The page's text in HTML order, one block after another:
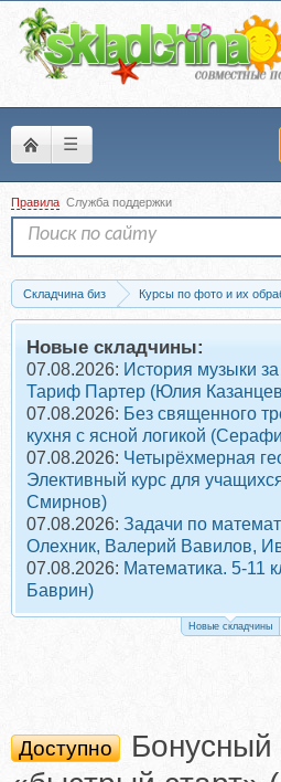
☰
Правила Служба поддержки
Складчина биз Курсы по фото и их
Скачать Бонусный пакет «быстрый старт»
Новые складчины:
07.08.2026: История музыки
Тариф Партер (Юлия
07.08.2026: Без священного
кухня с ясной логикой
07.08.2026: Четырёхмерная
Элективный курс для
Смирнов)
07.08.2026: Задачи по
Олехник, Валерий Вавилов,
07.08.2026: Математика. 5-11
Баврин)
Новые складчины
Доступно
Бонусный